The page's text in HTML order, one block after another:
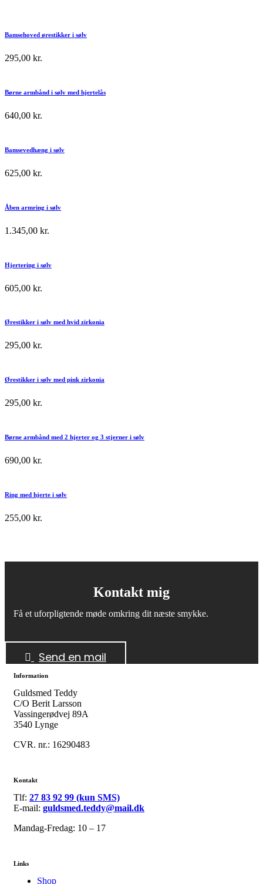
Bamsehoved ørestikker i sølv
295,00 kr.
Børne armbånd i sølv med hjertelås
640,00 kr.
Bamsevedhæng i sølv
625,00 kr.
Åben armring i sølv
1.345,00 kr.
Hjertering i sølv
605,00 kr.
Ørestikker i sølv med hvid zirkonia
295,00 kr.
Ørestikker i sølv med pink zirkonia
295,00 kr.
Børne armbånd med 2 hjerter og 3 stjerner i sølv
690,00 kr.
Ring med hjerte i sølv
255,00 kr.
Kontakt mig
Få et uforpligtende møde omkring dit næste smykke.
Send en mail
Information
Guldsmed Teddy
C/O Berit Larsson
Vassingerødvej 89A
3540 Lynge
CVR. nr.: 16290483
Kontakt
Tlf: 27 83 92 99 (kun SMS)
E-mail: guldsmed.teddy@mail.dk
Mandag-Fredag: 10 – 17
Links
Shop